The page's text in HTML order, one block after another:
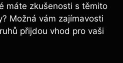
máte zkušenosti s těmito
Možná vám zajímavosti
přijdou vhod pro vaši